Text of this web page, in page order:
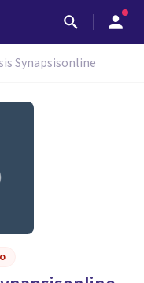
Synapsisonline